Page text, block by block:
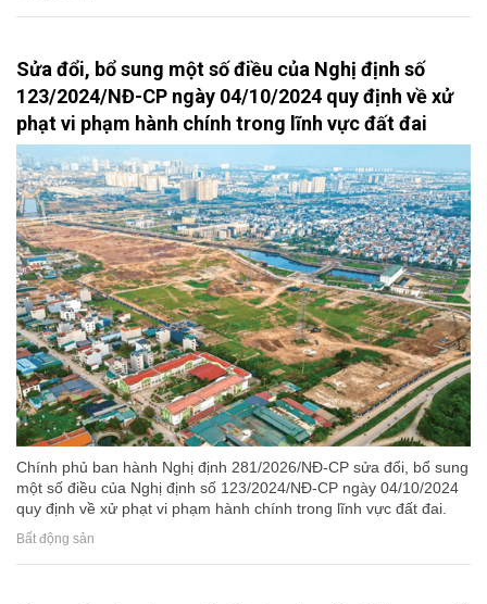
Sửa đổi, bổ sung một số điều của Nghị định số
123/2024/NĐ-CP ngày 04/10/2024 quy định về xử
phạt vi phạm hành chính trong lĩnh vực đất đai
Chính phủ ban hành Nghị định 281/2026/NĐ-CP sửa đổi, bổ sung
một số điều của Nghị định số 123/2024/NĐ-CP ngày 04/10/2024
quy định về xử phạt vi phạm hành chính trong lĩnh vực đất đai.
Bất động sản